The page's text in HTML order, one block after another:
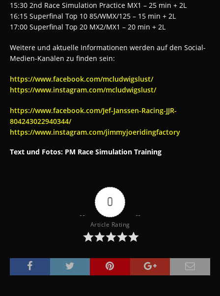
15:30 2nd Race Simulation Practice MX1 – 25 min + 2L
16:15 Superfinal Top 10 85/WMX/125 – 15 min + 2L
17:00 Superfinal Top 20 MX2/MX1 – 20 min + 2L
Weitere und aktuelle Informationen werden auf den Social-
Medien-Kanälen zu finden sein:
https://www.facebook.com/mcludwigslust/
https://www.instagram.com/mcludwigslust/
https://www.facebook.com/Jef-Janssen-Racing-JJR-
804243022940344/
https://www.instagram.com/jimmyjoeridingfactory
Text und Fotos: PM Race Simulation Training
0
Article Rating